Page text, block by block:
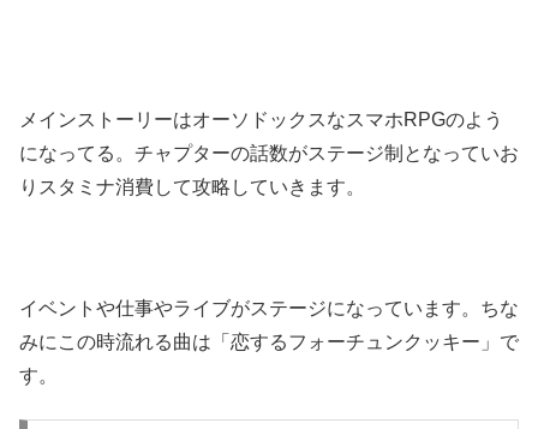
メインストーリーはオーソドックスなスマホRPGのよう
になってる。チャプターの話数がステージ制となっていお
りスタミナ消費して攻略していきます。
イベントや仕事やライブがステージになっています。ちな
みにこの時流れる曲は「恋するフォーチュンクッキー」で
す。